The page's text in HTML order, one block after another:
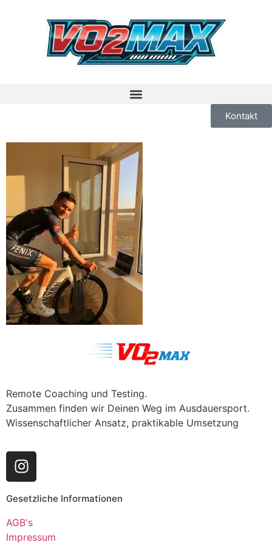
Kontakt
Remote Coaching und Testing.
Zusammen finden wir Deinen Weg im Ausdauersport.
Wissenschaftlicher Ansatz, praktikable Umsetzung
Gesetzliche Informationen
AGB's
Impressum